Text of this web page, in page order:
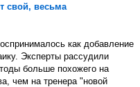
свой, весьма
как добавление
Эксперты рассудили
больше похожего на
чем на тренера "новой